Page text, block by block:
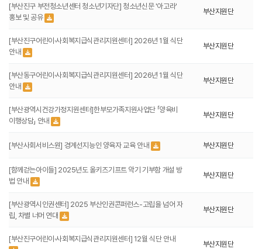
[부산진구 부전청소년센터 청소년기자단] 청소년신문 '아고라'
홍보 및 공유
부산지원단
[부산진구어린이·사회복지급식관리지원센터] 2026년 1월 식단
안내
부산지원단
[부산동구어린이·사회복지급식관리지원센터] 2026년 1월 식단
안내
부산지원단
[부산광역시건강가정지원센터]한부모가족지원사업단 「양육비
이행상담」 안내
부산지원단
[부산사회서비스원] 경계선지능인 양육자 교육 안내 부산지원단
[함께걷는아이들] 2025년도 올키즈기프트 악기 기부함 개설 방
법 안내
부산지원단
[부산광역시인권센터] 2025 부산인권콘퍼런스-고립을 넘어 자
립, 차별 너머 연대
부산지원단
[부산진구어린이·사회복지급식관리지원센터] 12월 식단 안내
부산지원단